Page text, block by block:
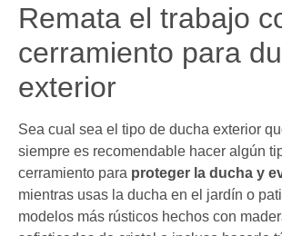
Remata el trabajo
cerramiento para
exterior
Sea cual sea el tipo de ducha exterior
siempre es recomendable hacer algún
cerramiento para proteger la ducha y
mientras usas la ducha en el jardín o
modelos más rústicos hechos con